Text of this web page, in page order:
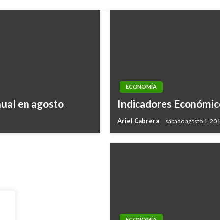
en agosto
ECONOMÍA
Indicadores
Ariel Cabrera sábado agosto 1,
conversación